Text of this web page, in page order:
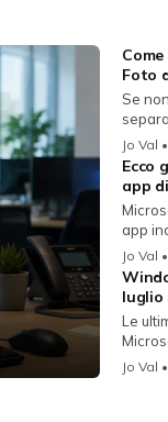
Foto
Se
Jo Val
Ecco
app
app
Jo Val
luglio
Le
Jo Val